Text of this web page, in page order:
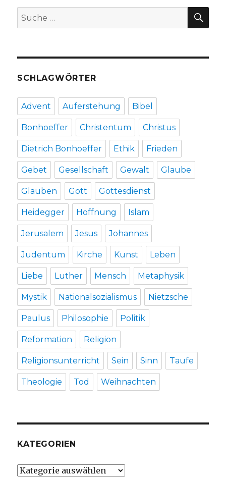
Welver
Suche
nach:
SCHLAGWÖRTER
Advent Auferstehung Bibel
Bonhoeffer Christentum Christus
Dietrich Bonhoeffer Ethik Frieden
Gebet Gesellschaft Gewalt Glaube
Glauben Gott Gottesdienst
Heidegger Hoffnung Islam
Jerusalem Jesus Johannes
Judentum Kirche Kunst Leben
Liebe Luther Mensch Metaphysik
Mystik Nationalsozialismus Nietzsche
Paulus Philosophie Politik
Reformation Religion
Religionsunterricht Sein Sinn Taufe
Theologie Tod Weihnachten
KATEGORIEN
Kategorien